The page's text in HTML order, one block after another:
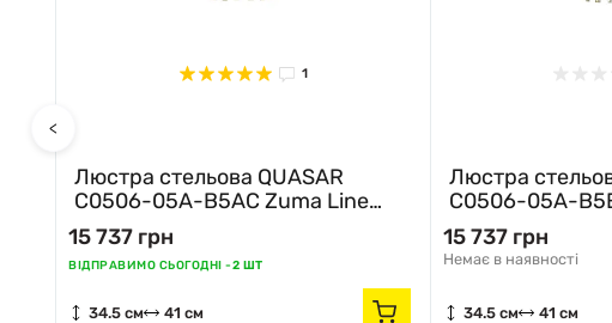
<
1
Люстра стельова QUASAR
C0506-05A-B5AC Zuma Line
хром
15 737 грн
ВІДПРАВИМО СЬОГОДНІ -2 ШТ
34.5 см 41 см
Люстра
C0506-05A-
золотий
15 737 грн
Немає в наявності
34.5 см 41 см